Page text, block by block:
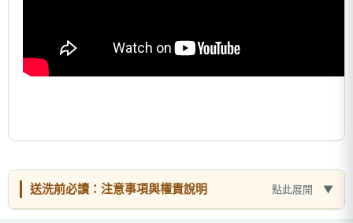
送洗前必讀：注意事項與權責說明 點此展開